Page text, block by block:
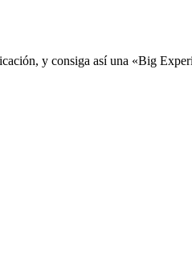
y consiga así una «Big